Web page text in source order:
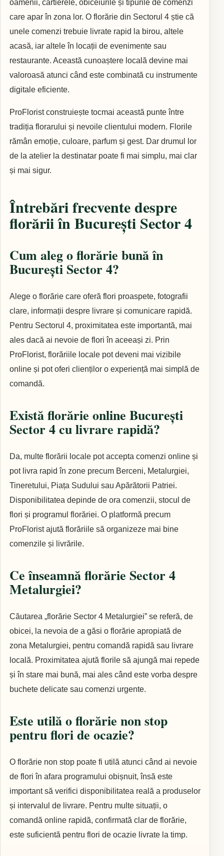
oamenii, cartierele, obiceiurile și tipurile de comenzi
care apar în zona lor. O florărie din Sectorul 4 știe că
unele comenzi trebuie livrate rapid la birou, altele
acasă, iar altele în locații de evenimente sau
restaurante. Această cunoaștere locală devine mai
valoroasă atunci când este combinată cu instrumente
digitale eficiente.
ProFlorist construiește tocmai această punte între
tradiția florarului și nevoile clientului modern. Florile
rămân emoție, culoare, parfum și gest. Dar drumul lor
de la atelier la destinatar poate fi mai simplu, mai clar
și mai sigur.
Întrebări frecvente despre
florării în București Sector 4
Cum aleg o florărie bună în
București Sector 4?
Alege o florărie care oferă flori proaspete, fotografii
clare, informații despre livrare și comunicare rapidă.
Pentru Sectorul 4, proximitatea este importantă, mai
ales dacă ai nevoie de flori în aceeași zi. Prin
ProFlorist, florăriile locale pot deveni mai vizibile
online și pot oferi clienților o experiență mai simplă de
comandă.
Există florărie online București
Sector 4 cu livrare rapidă?
Da, multe florării locale pot accepta comenzi online și
pot livra rapid în zone precum Berceni, Metalurgiei,
Tineretului, Piața Sudului sau Apărătorii Patriei.
Disponibilitatea depinde de ora comenzii, stocul de
flori și programul florăriei. O platformă precum
ProFlorist ajută florăriile să organizeze mai bine
comenzile și livrările.
Ce înseamnă florărie Sector 4
Metalurgiei?
Căutarea „florărie Sector 4 Metalurgiei” se referă, de
obicei, la nevoia de a găsi o florărie apropiată de
zona Metalurgiei, pentru comandă rapidă sau livrare
locală. Proximitatea ajută florile să ajungă mai repede
și în stare mai bună, mai ales când este vorba despre
buchete delicate sau comenzi urgente.
Este utilă o florărie non stop
pentru flori de ocazie?
O florărie non stop poate fi utilă atunci când ai nevoie
de flori în afara programului obișnuit, însă este
important să verifici disponibilitatea reală a produselor
și intervalul de livrare. Pentru multe situații, o
comandă online rapidă, confirmată clar de florărie,
este suficientă pentru flori de ocazie livrate la timp.